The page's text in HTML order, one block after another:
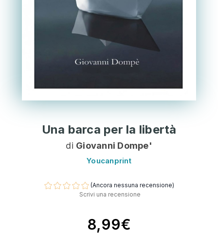
Una barca per la libertà
di Giovanni Dompe'
Youcanprint
(Ancora nessuna recensione)
Scrivi una recensione
8,99€